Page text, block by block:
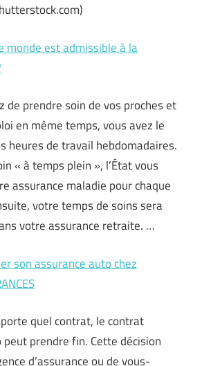
monde est admissible à la
de prendre soin de vos proches et
en même temps, vous avez le
heures de travail hebdomadaires.
« à temps plein », l’État vous
assurance maladie pour chaque
votre temps de soins sera
votre assurance retraite. …
son assurance auto chez
quel contrat, le contrat
peut prendre fin. Cette décision
d’assurance ou de vous-